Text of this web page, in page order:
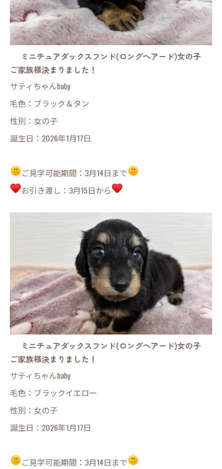
ミニチュアダックスフンド(ロングヘアード)女の子
ご家族様決まりました！
サティちゃんbaby
毛色：ブラック＆タン
性別：女の子
誕生日：2026年1月17日
ご見学可能期間：3月14日まで
お引き渡し：3月15日から
ミニチュアダックスフンド(ロングヘアード)女の子
ご家族様決まりました！
サティちゃんbaby
毛色：ブラックイエロー
性別：女の子
誕生日：2026年1月17日
ご見学可能期間：3月14日まで